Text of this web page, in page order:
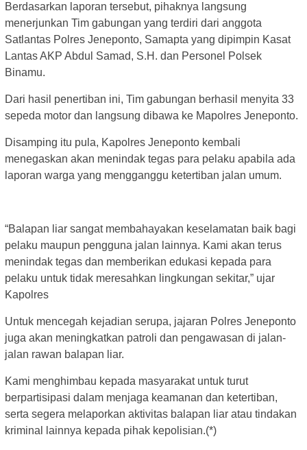
Berdasarkan laporan tersebut, pihaknya langsung
menerjunkan Tim gabungan yang terdiri dari anggota
Satlantas Polres Jeneponto, Samapta yang dipimpin Kasat
Lantas AKP Abdul Samad, S.H. dan Personel Polsek
Binamu.
Dari hasil penertiban ini, Tim gabungan berhasil menyita 33
sepeda motor dan langsung dibawa ke Mapolres Jeneponto.
Disamping itu pula, Kapolres Jeneponto kembali
menegaskan akan menindak tegas para pelaku apabila ada
laporan warga yang mengganggu ketertiban jalan umum.
“Balapan liar sangat membahayakan keselamatan baik bagi
pelaku maupun pengguna jalan lainnya. Kami akan terus
menindak tegas dan memberikan edukasi kepada para
pelaku untuk tidak meresahkan lingkungan sekitar,” ujar
Kapolres
Untuk mencegah kejadian serupa, jajaran Polres Jeneponto
juga akan meningkatkan patroli dan pengawasan di jalan-
jalan rawan balapan liar.
Kami menghimbau kepada masyarakat untuk turut
berpartisipasi dalam menjaga keamanan dan ketertiban,
serta segera melaporkan aktivitas balapan liar atau tindakan
kriminal lainnya kepada pihak kepolisian.(*)